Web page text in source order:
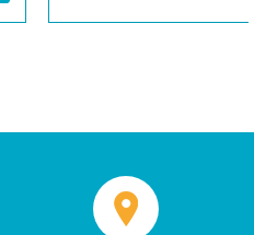
Тепер зняти люльку з шасі